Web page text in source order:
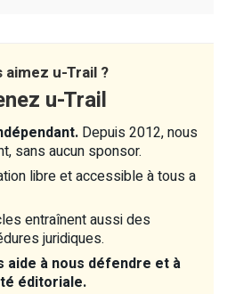
aimez u-Trail ?
u-Trail
Depuis 2012, nous
sans aucun sponsor.
libre et accessible à tous a
entraînent aussi des
juridiques.
aide à nous défendre et à
éditoriale.